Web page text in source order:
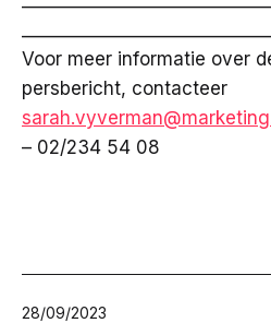
Voor meer informatie over
persbericht, contacteer
– 02/234 54 08
Published
28/09/2023